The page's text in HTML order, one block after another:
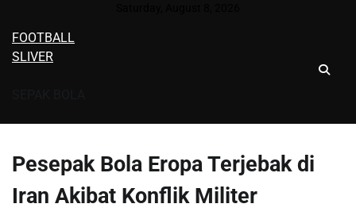
content
FOOTBALL
SLIVER
Pesepak Bola Eropa Terjebak di
Iran Akibat Konflik Militer